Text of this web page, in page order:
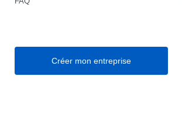
Créer mon entreprise